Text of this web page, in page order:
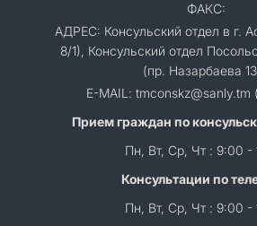
ФАКС:
АДРЕС: Консульский отдел в г.
8/1), Консульский отдел
(пр. Назарбаева
E-MAIL: tmconskz@sanly.tm
Прием граждан по
Пн, Вт, Ср, Чт : 9:00 -
Консультации по
Пн, Вт, Ср, Чт : 9:00 -